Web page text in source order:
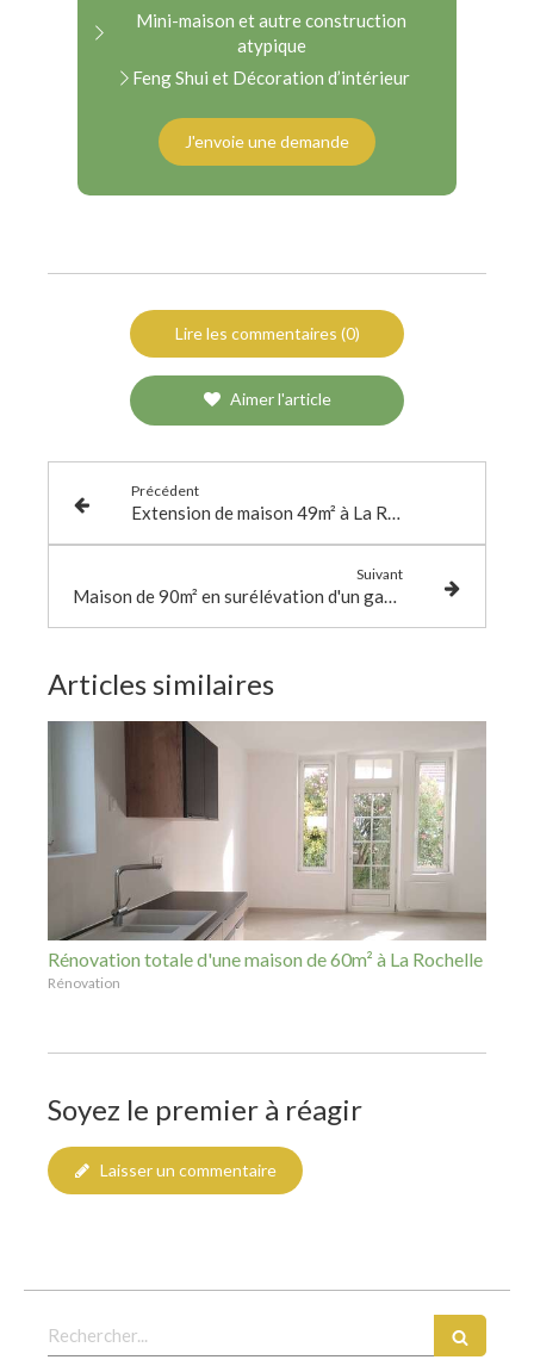
Mini-maison et autre construction
atypique
Feng Shui et Décoration d’intérieur
J'envoie une demande
Lire les commentaires (0)
Aimer l'article
Précédent
Extension de maison 49m² à La Rochelle
Suivant
Maison de 90m² en surélévation d'un garage à La Rochelle
Articles similaires
Rénovation totale d'une maison de 60m² à La Rochelle
Rénovation
Soyez le premier à réagir
Laisser un commentaire
Rechercher